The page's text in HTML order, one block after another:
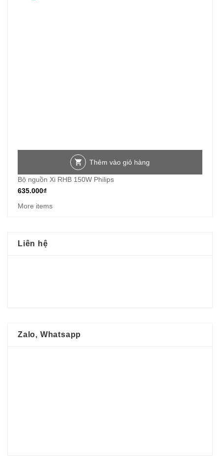
Thêm vào giỏ hàng
Bộ nguồn Xi RHB 150W Philips
635.000₫
More items
Liên hệ
Zalo, Whatsapp